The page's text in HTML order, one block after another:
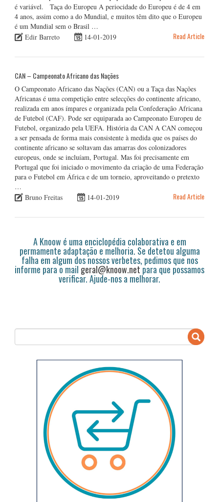
é variável. Taça do Europeu A periocidade do Europeu é de 4 em
4 anos, assim como a do Mundial, e muitos têm dito que o Europeu
é um Mundial sem o Brasil …
Edir Barreto
14-01-2019 Read Article
CAN – Campeonato Africano das Nações
O Campeonato Africano das Nações (CAN) ou a Taça das Nações
Africanas é uma competição entre selecções do continente africano,
realizada em anos ímpares e organizada pela Confederação Africana
de Futebol (CAF). Pode ser equiparada ao Campeonato Europeu de
Futebol, organizado pela UEFA. História da CAN A CAN começou
a ser pensada de forma mais consistente à medida que os países do
continente africano se soltavam das amarras dos colonizadores
europeus, onde se incluíam, Portugal. Mas foi precisamente em
Portugal que foi iniciado o movimento da criação de uma Federação
para o Futebol em África e de um torneio, aproveitando o pretexto
…
Bruno Freitas
14-01-2019 Read Article
A Knoow é uma enciclopédia colaborativa e em
permamente adaptação e melhoria. Se detetou alguma
falha em algum dos nossos verbetes, pedimos que nos
informe para o mail geral@knoow.netpara que possamos
verificar. Ajude-nos a melhorar.